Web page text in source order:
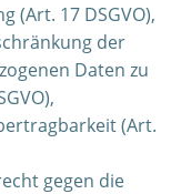
(Art. 17 DSGVO),
der
Daten zu
(Art.
gegen die